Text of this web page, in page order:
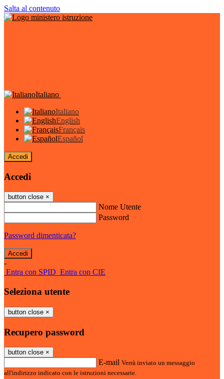
Salta al contenuto
Italiano
Italiano
English
Français
Español
Accedi
Accedi
button close ×
Nome Utente
Password
Password dimenticata?
-
Entra con SPID Entra con CIE
Seleziona utente
button close ×
Recupero password
button close ×
E-mail Verrà inviato un messaggio
all'indirizzo indicato con le istruzioni necessarie.